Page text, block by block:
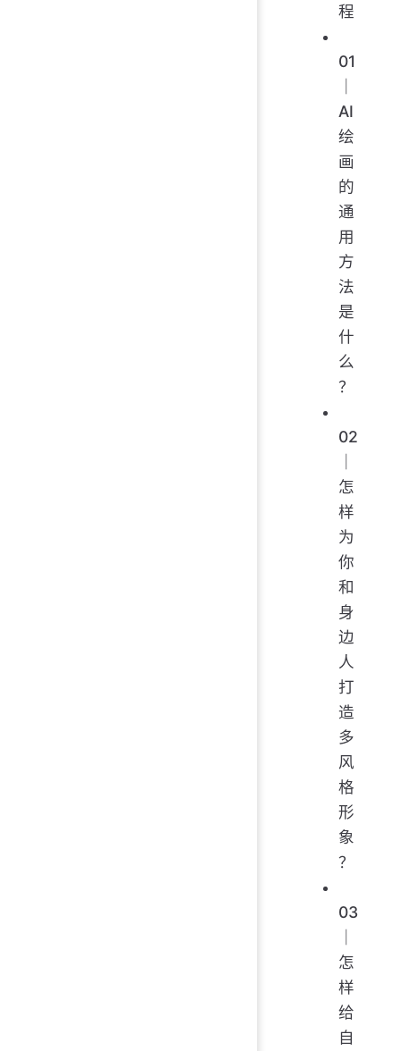
程
01
AI
绘
画
的
通
用
方
法
是
什
么
？
02
怎
样
为
你
和
身
边
人
打
造
多
风
格
形
象
？
03
怎
样
给
自